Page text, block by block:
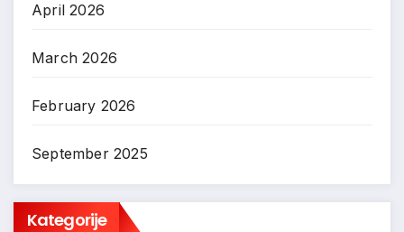
April 2026
March 2026
February 2026
September 2025
Kategorije